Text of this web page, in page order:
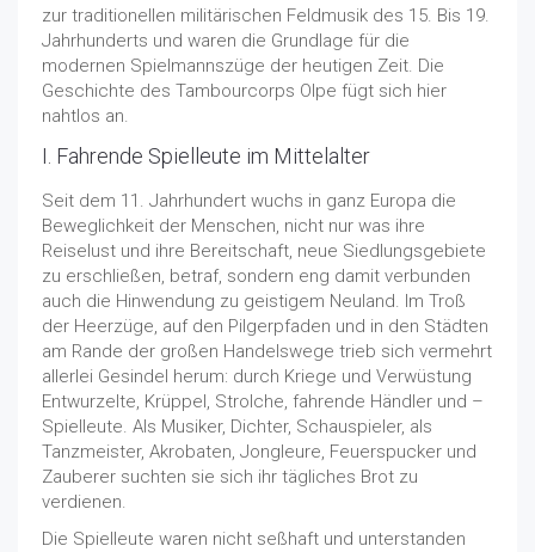
zur traditionellen militärischen Feldmusik des 15. Bis 19.
Jahrhunderts und waren die Grundlage für die
modernen Spielmannszüge der heutigen Zeit. Die
Geschichte des Tambourcorps Olpe fügt sich hier
nahtlos an.
I. Fahrende Spielleute im Mittelalter
Seit dem 11. Jahrhundert wuchs in ganz Europa die
Beweglichkeit der Menschen, nicht nur was ihre
Reiselust und ihre Bereitschaft, neue Siedlungsgebiete
zu erschließen, betraf, sondern eng damit verbunden
auch die Hinwendung zu geistigem Neuland. Im Troß
der Heerzüge, auf den Pilgerpfaden und in den Städten
am Rande der großen Handelswege trieb sich vermehrt
allerlei Gesindel herum: durch Kriege und Verwüstung
Entwurzelte, Krüppel, Strolche, fahrende Händler und –
Spielleute. Als Musiker, Dichter, Schauspieler, als
Tanzmeister, Akrobaten, Jongleure, Feuerspucker und
Zauberer suchten sie sich ihr tägliches Brot zu
verdienen.
Die Spielleute waren nicht seßhaft und unterstanden